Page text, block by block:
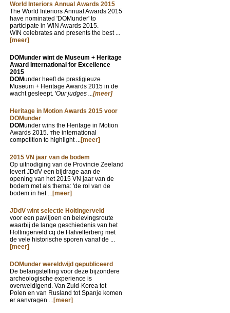
World Interiors Annual Awards 2015
The World Interiors Annual Awards 2015
have nominated 'DOMunder' to
participate in WIN Awards 2015.
WIN celebrates and presents the best ...
[meer]
DOMunder wint de Museum + Heritage
Award International for Excellence
2015
DOMunder heeft de prestigieuze
Museum + Heritage Awards 2015 in de
wacht gesleept. 'Our judges ...[meer]
Heritage in Motion Awards 2015 voor
DOMunder
DOMunder wins the Heritage in Motion
Awards 2015. The international
competition to highlight ...[meer]
2015 VN jaar van de bodem
Op uitnodiging van de Provincie Zeeland
levert JDdV een bijdrage aan de
opening van het 2015 VN jaar van de
bodem met als thema: 'de rol van de
bodem in het ...[meer]
JDdV wint selectie Holtingerveld
voor een paviljoen en belevingsroute
waarbij de lange geschiedenis van het
Holtingerveld cq de Halvelterberg met
de vele historische sporen vanaf de ...
[meer]
DOMunder wereldwijd gepubliceerd
De belangstelling voor deze bijzondere
archeologische experience is
overweldigend. Van Zuid-Korea tot
Polen en van Rusland tot Spanje komen
er aanvragen ...[meer]